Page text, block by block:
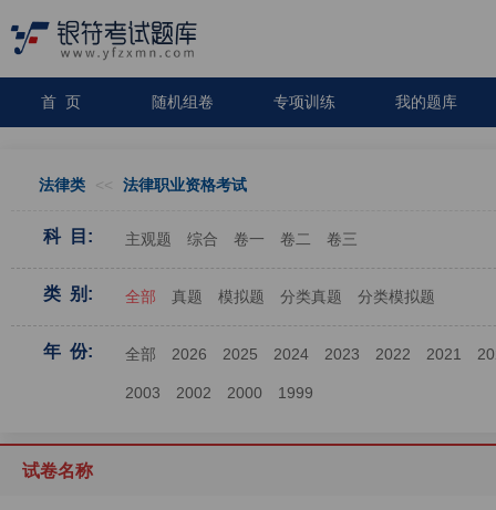
首 页 随机组卷 专项训练 我的题库
法律类 << 法律职业资格考试
科 目: 主观题 综合 卷一 卷二 卷三
类 别: 全部 真题 模拟题 分类真题 分类模拟题
年 份: 全部 2026 2025 2024 2023 2022 2021
2003 2002 2000 1999
试卷名称